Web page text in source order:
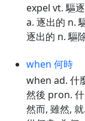
expel vt. 驅
a. 逐出的 n.
逐出的 n. 驅
when 何時
when ad. 什
然後 pron.
然而, 雖然,